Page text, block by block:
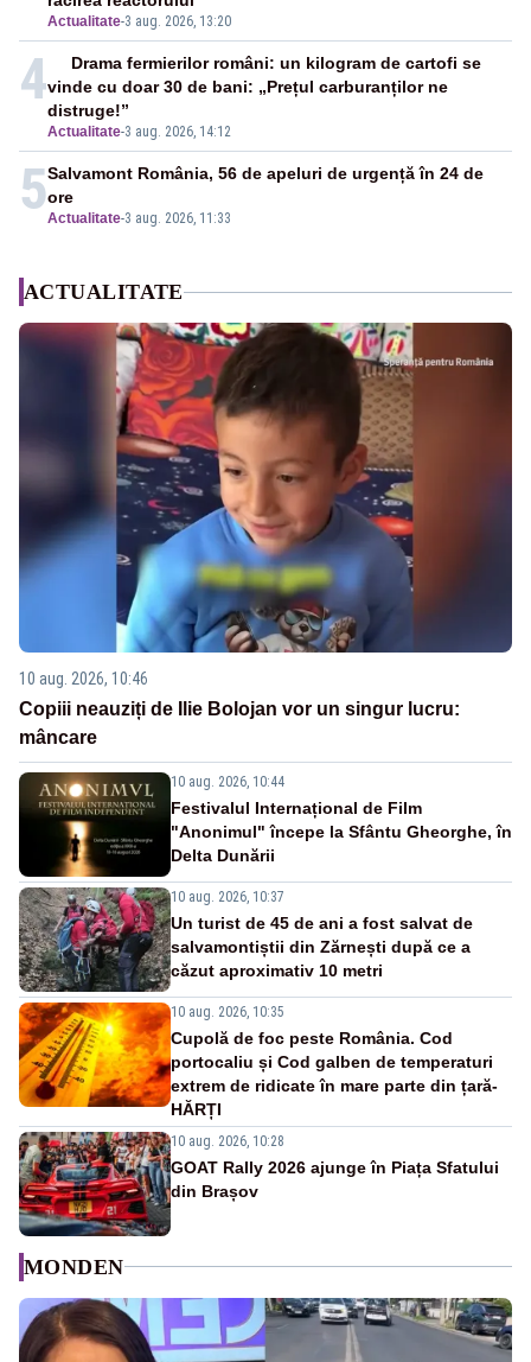
Actualitate-3 aug. 2026, 13:20
4
Actualitate-3 aug. 2026, 14:12
Drama fermierilor români: un kilogram de cartofi se
vinde cu doar 30 de bani: „Prețul carburanților ne
distruge!”
5Actualitate-3 aug. 2026, 11:33
Salvamont România, 56 de apeluri de urgență în 24 de
ore
ACTUALITATE
10 aug. 2026, 10:46
Copiii neauziți de Ilie Bolojan vor un singur lucru:
mâncare
10 aug. 2026, 10:44
Festivalul Internațional de Film
"Anonimul" începe la Sfântu Gheorghe, în
Delta Dunării
10 aug. 2026, 10:37
Un turist de 45 de ani a fost salvat de
salvamontiștii din Zărnești după ce a
căzut aproximativ 10 metri
10 aug. 2026, 10:35
Cupolă de foc peste România. Cod
portocaliu și Cod galben de temperaturi
extrem de ridicate în mare parte din țară-
HĂRȚI
10 aug. 2026, 10:28
GOAT Rally 2026 ajunge în Piața Sfatului
din Brașov
MONDEN